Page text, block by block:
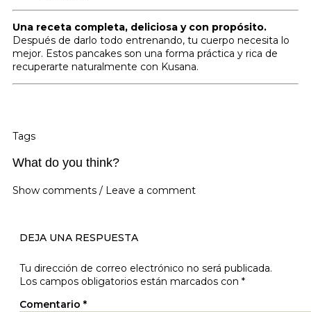
Una receta completa, deliciosa y con propósito.
Después de darlo todo entrenando, tu cuerpo necesita lo
mejor. Estos pancakes son una forma práctica y rica de
recuperarte naturalmente con Kusana.
Tags
What do you think?
Show comments / Leave a comment
DEJA UNA RESPUESTA
Tu dirección de correo electrónico no será publicada.
Los campos obligatorios están marcados con *
Comentario *